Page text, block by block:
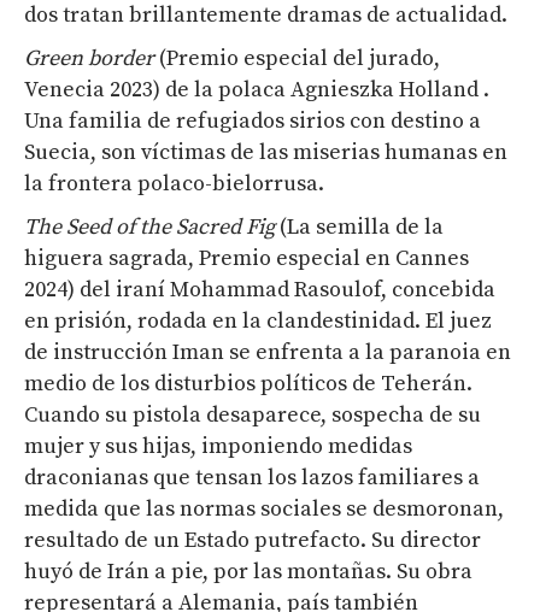
dos tratan brillantemente dramas de actualidad.
Greenborder (Premio especial del jurado,
Venecia 2023) de la polaca Agnieszka Holland .
Una familia de refugiados sirios con destino a
Suecia, son víctimas de las miserias humanas en
la frontera polaco-bielorrusa.
The Seed ofthe Sacred Fig(La semilla de la
higuera sagrada, Premio especial en Cannes
2024) del iraní Mohammad Rasoulof, concebida
en prisión, rodada en la clandestinidad. El juez
de instrucción Iman se enfrenta a la paranoia en
medio de los disturbios políticos de Teherán.
Cuando su pistola desaparece, sospecha de su
mujer y sus hijas, imponiendo medidas
draconianas que tensan los lazos familiares a
medida que las normas sociales se desmoronan,
resultado de un Estado putrefacto. Su director
huyó de Irán a pie, por las montañas. Su obra
representará a Alemania, país también